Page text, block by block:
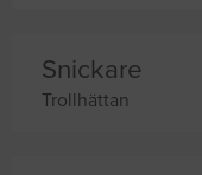
Snickare
Trollhättan